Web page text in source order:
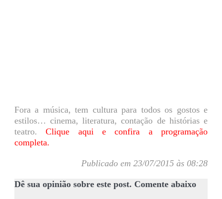
Fora a música, tem cultura para todos os gostos e
estilos… cinema, literatura, contação de histórias e
teatro. Clique aqui e confira a programação
completa.
Publicado em 23/07/2015 às 08:28
Dê sua opinião sobre este post. Comente abaixo